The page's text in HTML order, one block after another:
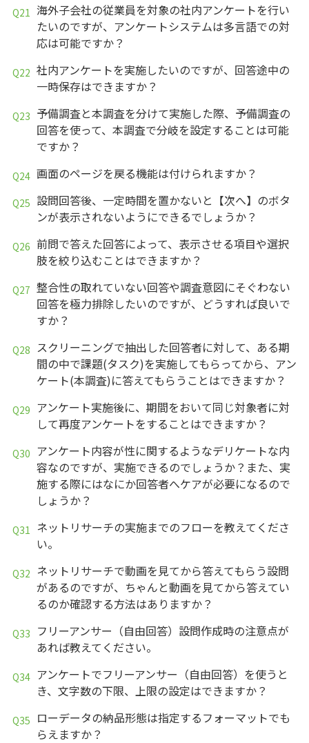
海外子会社の従業員を対象の社内アンケートを行い
たいのですが、アンケートシステムは多言語での対
応は可能ですか？
社内アンケートを実施したいのですが、回答途中の
一時保存はできますか？
予備調査と本調査を分けて実施した際、予備調査の
回答を使って、本調査で分岐を設定することは可能
ですか？
画面のページを戻る機能は付けられますか？
設問回答後、一定時間を置かないと【次へ】のボタ
ンが表示されないようにできるでしょうか？
前問で答えた回答によって、表示させる項目や選択
肢を絞り込むことはできますか？
整合性の取れていない回答や調査意図にそぐわない
回答を極力排除したいのですが、どうすれば良いで
すか？
スクリーニングで抽出した回答者に対して、ある期
間の中で課題(タスク)を実施してもらってから、アン
ケート(本調査)に答えてもらうことはできますか？
アンケート実施後に、期間をおいて同じ対象者に対
して再度アンケートをすることはできますか？
アンケート内容が性に関するようなデリケートな内
容なのですが、実施できるのでしょうか？また、実
施する際にはなにか回答者へケアが必要になるので
しょうか？
ネットリサーチの実施までのフローを教えてくださ
い。
ネットリサーチで動画を見てから答えてもらう設問
があるのですが、ちゃんと動画を見てから答えてい
るのか確認する方法はありますか？
フリーアンサー（自由回答）設問作成時の注意点が
あれば教えてください。
アンケートでフリーアンサー（自由回答）を使うと
き、文字数の下限、上限の設定はできますか？
ローデータの納品形態は指定するフォーマットでも
らえますか？